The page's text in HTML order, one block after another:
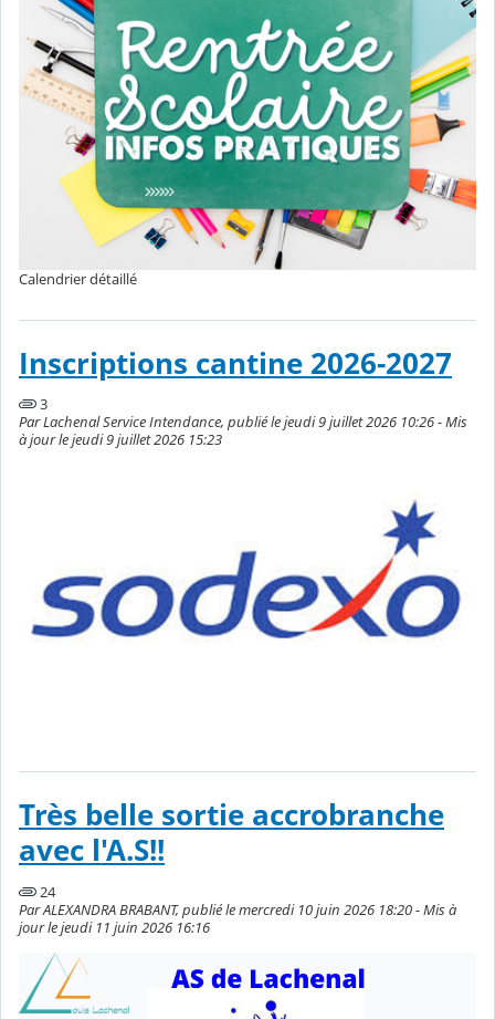
Calendrier détaillé
Inscriptions cantine 2026-2027
3
Par Lachenal Service Intendance, publié le jeudi 9 juillet 2026 10:26 - Mis
à jour le jeudi 9 juillet 2026 15:23
Très belle sortie accrobranche
avec l'A.S!!
24
Par ALEXANDRA BRABANT, publié le mercredi 10 juin 2026 18:20 - Mis à
jour le jeudi 11 juin 2026 16:16